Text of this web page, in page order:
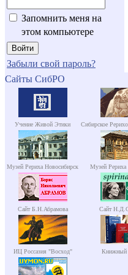
Запомнить меня на
этом компьютере
Забыли свой пароль?
Сайты СибРО
Учение Живой Этики Сибирское
Музей Рериха Новосибирск Музей
Сайт Б.Н.Абрамова Сайт
ИЦ Россазия "Восход" Книжный